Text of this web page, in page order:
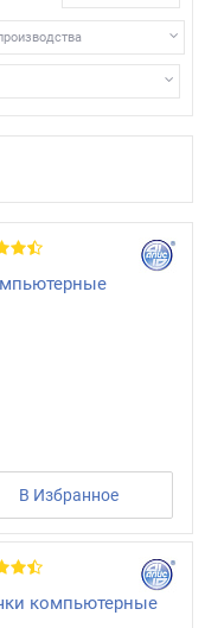
В Избранное
компьютерные